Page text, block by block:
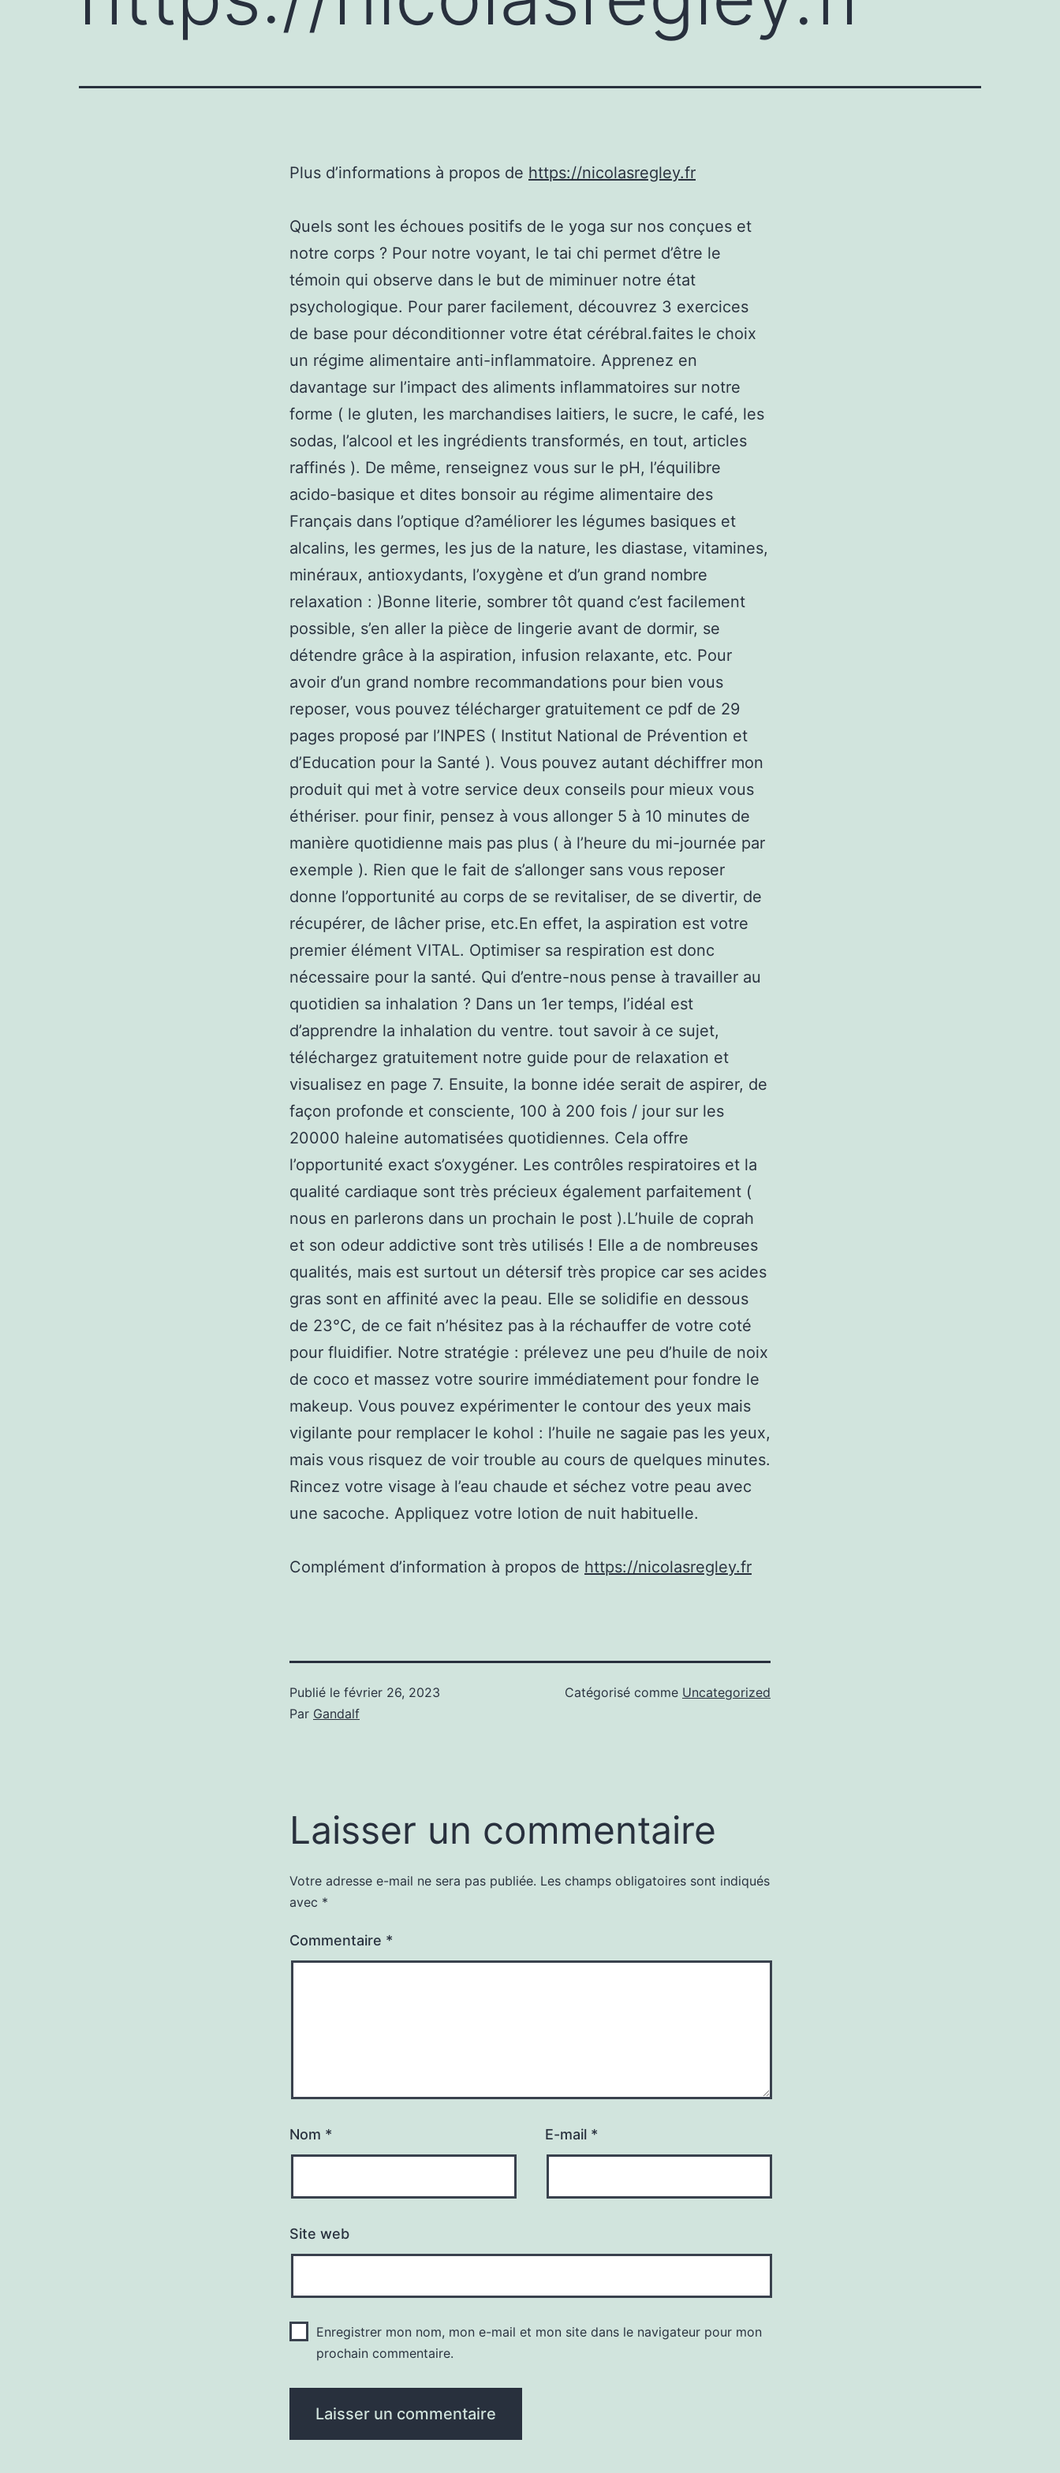
Plus d’informations à propos de https://nicolasregley.fr
Quels sont les échoues positifs de le yoga sur nos conçues et
notre corps ? Pour notre voyant, le tai chi permet d’être le
témoin qui observe dans le but de miminuer notre état
psychologique. Pour parer facilement, découvrez 3 exercices
de base pour déconditionner votre état cérébral.faites le choix
un régime alimentaire anti-inflammatoire. Apprenez en
davantage sur l’impact des aliments inflammatoires sur notre
forme ( le gluten, les marchandises laitiers, le sucre, le café, les
sodas, l’alcool et les ingrédients transformés, en tout, articles
raffinés ). De même, renseignez vous sur le pH, l’équilibre
acido-basique et dites bonsoir au régime alimentaire des
Français dans l’optique d?améliorer les légumes basiques et
alcalins, les germes, les jus de la nature, les diastase, vitamines,
minéraux, antioxydants, l’oxygène et d’un grand nombre
relaxation : )Bonne literie, sombrer tôt quand c’est facilement
possible, s’en aller la pièce de lingerie avant de dormir, se
détendre grâce à la aspiration, infusion relaxante, etc. Pour
avoir d’un grand nombre recommandations pour bien vous
reposer, vous pouvez télécharger gratuitement ce pdf de 29
pages proposé par l’INPES ( Institut National de Prévention et
d’Education pour la Santé ). Vous pouvez autant déchiffrer mon
produit qui met à votre service deux conseils pour mieux vous
éthériser. pour finir, pensez à vous allonger 5 à 10 minutes de
manière quotidienne mais pas plus ( à l’heure du mi-journée par
exemple ). Rien que le fait de s’allonger sans vous reposer
donne l’opportunité au corps de se revitaliser, de se divertir, de
récupérer, de lâcher prise, etc.En effet, la aspiration est votre
premier élément VITAL. Optimiser sa respiration est donc
nécessaire pour la santé. Qui d’entre-nous pense à travailler au
quotidien sa inhalation ? Dans un 1er temps, l’idéal est
d’apprendre la inhalation du ventre. tout savoir à ce sujet,
téléchargez gratuitement notre guide pour de relaxation et
visualisez en page 7. Ensuite, la bonne idée serait de aspirer, de
façon profonde et consciente, 100 à 200 fois / jour sur les
20000 haleine automatisées quotidiennes. Cela offre
l’opportunité exact s’oxygéner. Les contrôles respiratoires et la
qualité cardiaque sont très précieux également parfaitement (
nous en parlerons dans un prochain le post ).L’huile de coprah
et son odeur addictive sont très utilisés ! Elle a de nombreuses
qualités, mais est surtout un détersif très propice car ses acides
gras sont en affinité avec la peau. Elle se solidifie en dessous
de 23°C, de ce fait n’hésitez pas à la réchauffer de votre coté
pour fluidifier. Notre stratégie : prélevez une peu d’huile de noix
de coco et massez votre sourire immédiatement pour fondre le
makeup. Vous pouvez expérimenter le contour des yeux mais
vigilante pour remplacer le kohol : l’huile ne sagaie pas les yeux,
mais vous risquez de voir trouble au cours de quelques minutes.
Rincez votre visage à l’eau chaude et séchez votre peau avec
une sacoche. Appliquez votre lotion de nuit habituelle.
Complément d’information à propos de https://nicolasregley.fr
Publié le février 26, 2023
Par Gandalf
Catégorisé comme Uncategorized
Laisser un commentaire
Votre adresse e-mail ne sera pas publiée. Les champs obligatoires sont indiqués
avec *
Commentaire *
Nom * E-mail *
Site web
Enregistrer mon nom, mon e-mail et mon site dans le navigateur pour mon
prochain commentaire.